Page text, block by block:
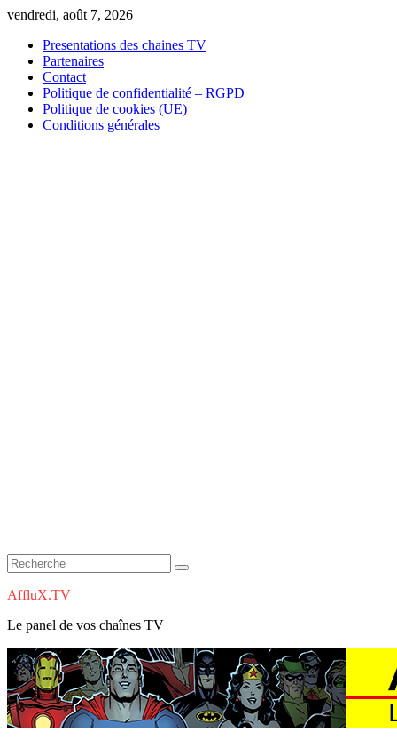
Skip
content
vendredi, août 7, 2026
Presentations des chaines TV
Partenaires
Contact
Politique de confidentialité – RGPD
Politique de cookies (UE)
Conditions générales
AffluX.TV
Le panel de vos chaînes TV